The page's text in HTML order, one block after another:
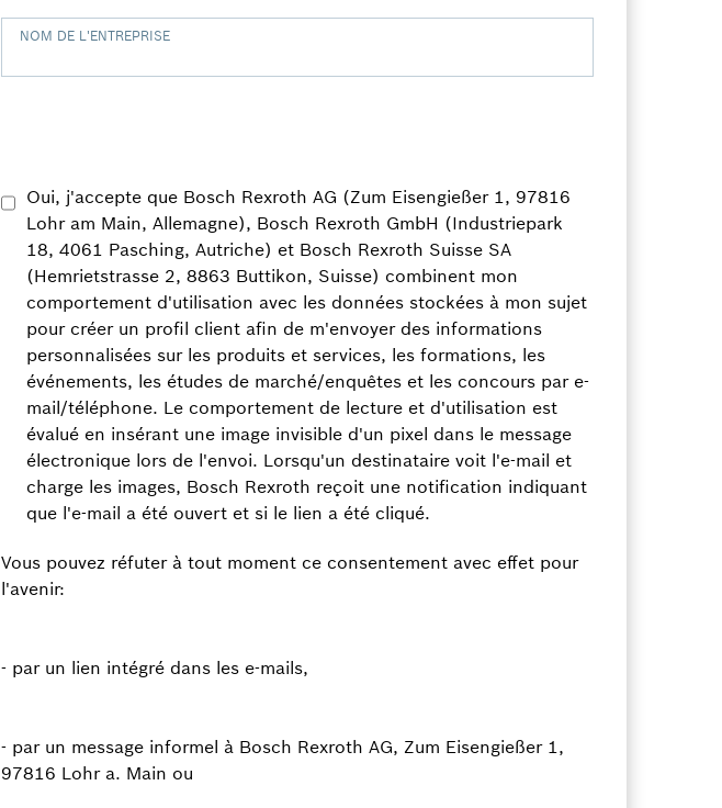
NOM DE L'ENTREPRISE
Oui, j'accepte que Bosch Rexroth AG (Zum Eisengießer 1, 97816
Lohr am Main, Allemagne), Bosch Rexroth GmbH (Industriepark
18, 4061 Pasching, Autriche) et Bosch Rexroth Suisse SA
(Hemrietstrasse 2, 8863 Buttikon, Suisse) combinent mon
comportement d'utilisation avec les données stockées à mon sujet
pour créer un profil client afin de m'envoyer des informations
personnalisées sur les produits et services, les formations, les
événements, les études de marché/enquêtes et les concours par e-
mail/téléphone. Le comportement de lecture et d'utilisation est
évalué en insérant une image invisible d'un pixel dans le message
électronique lors de l'envoi. Lorsqu'un destinataire voit l'e-mail et
charge les images, Bosch Rexroth reçoit une notification indiquant
que l'e-mail a été ouvert et si le lien a été cliqué.
Vous pouvez réfuter à tout moment ce consentement avec effet pour
l'avenir:
- par un lien intégré dans les e-mails,
- par un message informel à Bosch Rexroth AG, Zum Eisengießer 1,
97816 Lohr a. Main ou